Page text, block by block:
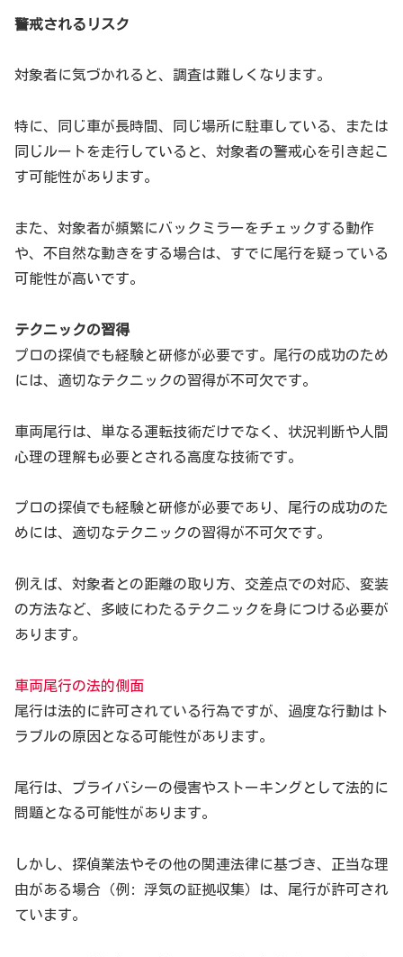
警戒されるリスク
対象者に気づかれると、調査は難しくなります。
特に、同じ車が長時間、同じ場所に駐車している、または
同じルートを走行していると、対象者の警戒心を引き起こ
す可能性があります。
また、対象者が頻繁にバックミラーをチェックする動作
や、不自然な動きをする場合は、すでに尾行を疑っている
可能性が高いです。
テクニックの習得
プロの探偵でも経験と研修が必要です。尾行の成功のため
には、適切なテクニックの習得が不可欠です。
車両尾行は、単なる運転技術だけでなく、状況判断や人間
心理の理解も必要とされる高度な技術です。
プロの探偵でも経験と研修が必要であり、尾行の成功のた
めには、適切なテクニックの習得が不可欠です。
例えば、対象者との距離の取り方、交差点での対応、変装
の方法など、多岐にわたるテクニックを身につける必要が
あります。
車両尾行の法的側面
尾行は法的に許可されている行為ですが、過度な行動はト
ラブルの原因となる可能性があります。
尾行は、プライバシーの侵害やストーキングとして法的に
問題となる可能性があります。
しかし、探偵業法やその他の関連法律に基づき、正当な理
由がある場合（例: 浮気の証拠収集）は、尾行が許可され
ています。